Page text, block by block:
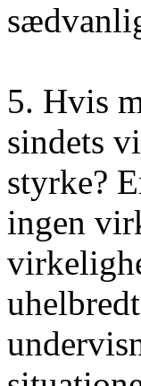
5. Hvis
sindets
styrke?
ingen